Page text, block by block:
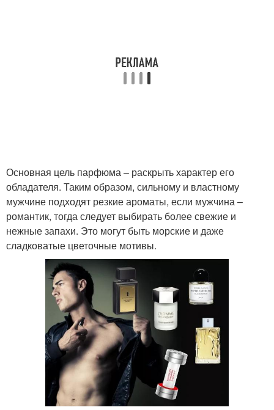
Основная цель парфюма – раскрыть характер его
обладателя. Таким образом, сильному и властному
мужчине подходят резкие ароматы, если мужчина –
романтик, тогда следует выбирать более свежие и
нежные запахи. Это могут быть морские и даже
сладковатые цветочные мотивы.